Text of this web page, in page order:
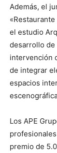
Además, el
el estudio
desarrollo
intervención
de integrar
espacios
Los APE
premio de